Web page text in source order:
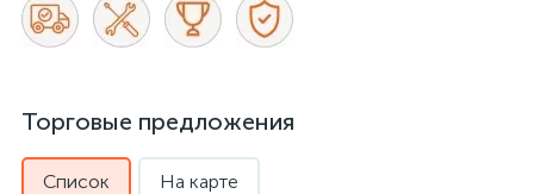
Торговые предложения
Список На карте